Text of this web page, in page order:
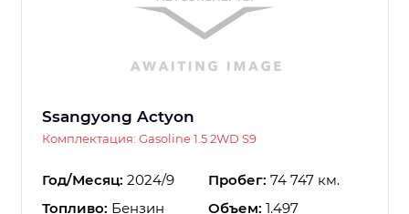
Ssangyong Actyon
Комплектация: Gasoline 1.5 2WD S9
Год/Месяц: 2024/9 Пробег: 74 747 км.
Топливо: Бензин Объем: 1.497